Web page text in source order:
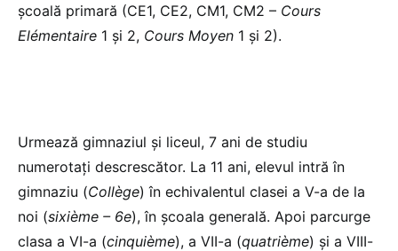
școală primară (CE1, CE2, CM1, CM2 – Cours
Elémentaire 1 și 2, Cours Moyen 1 și 2).
Urmează gimnaziul și liceul, 7 ani de studiu
numerotați descrescător. La 11 ani, elevul intră în
gimnaziu (Collège) în echivalentul clasei a V-a de la
noi (sixième – 6e), în școala generală. Apoi parcurge
clasa a VI-a (cinquième), a VII-a (quatrième) și a VIII-